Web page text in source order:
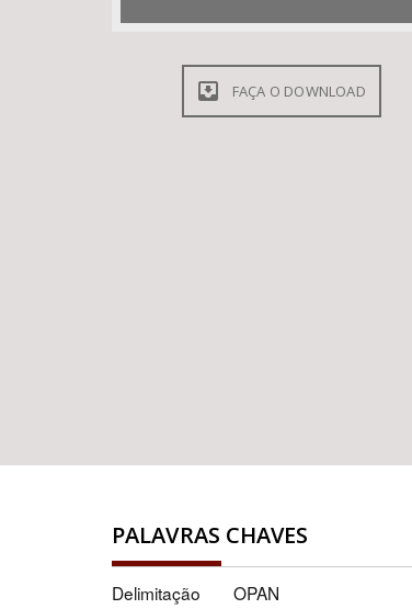
FAÇA O DOWNLOAD
PALAVRAS CHAVES
Delimitação OPAN